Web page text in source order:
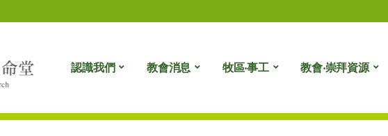
認識我們 教會消息 牧區‧事工 教會‧崇拜資源